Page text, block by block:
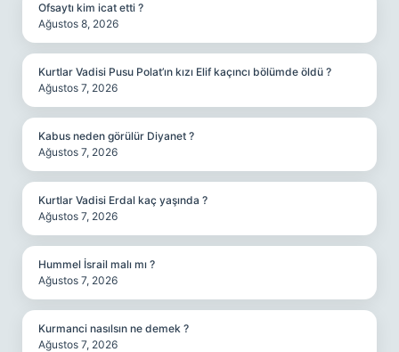
Ofsaytı kim icat etti ?
Ağustos 8, 2026
Kurtlar Vadisi Pusu Polat’ın kızı Elif kaçıncı bölümde öldü ?
Ağustos 7, 2026
Kabus neden görülür Diyanet ?
Ağustos 7, 2026
Kurtlar Vadisi Erdal kaç yaşında ?
Ağustos 7, 2026
Hummel İsrail malı mı ?
Ağustos 7, 2026
Kurmanci nasılsın ne demek ?
Ağustos 7, 2026